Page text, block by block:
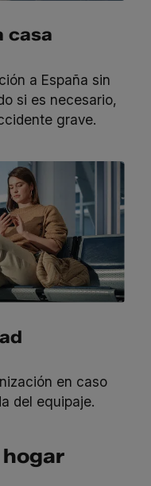
casa
a España sin
si es necesario,
grave.
en caso
del equipaje.